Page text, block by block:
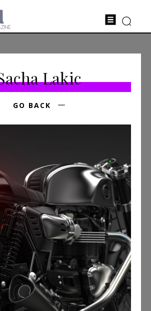
Lakic
GO BACK